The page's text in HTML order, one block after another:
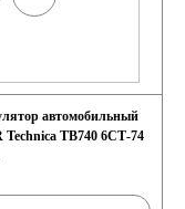
автомобильный
Technica TB740 6СТ-74